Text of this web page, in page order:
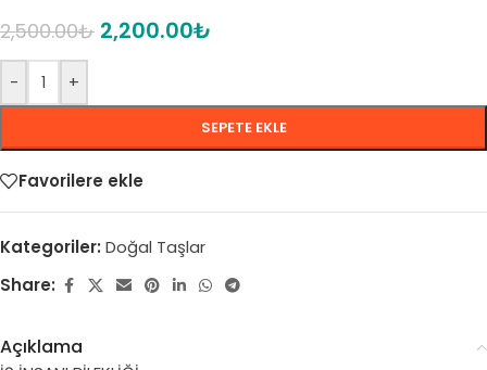
2,500.00₺ 2,200.00₺
- +
SEPETE EKLE
Favorilere ekle
Kategoriler: Doğal Taşlar
Share:
Açıklama